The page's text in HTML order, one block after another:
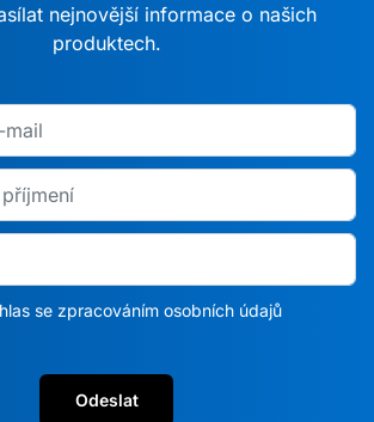
nejnovější informace o našich
produktech.
se zpracováním osobních údajů
Odeslat